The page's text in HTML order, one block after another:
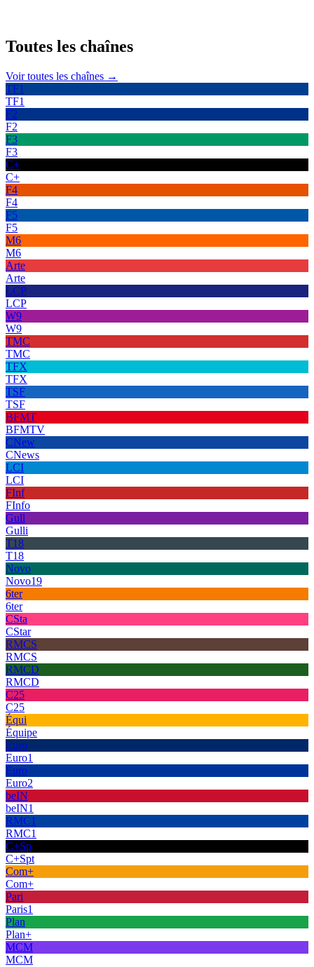
Toutes les chaînes
Voir toutes les chaînes →
TF1
TF1
F2
F2
F3
F3
C+
C+
F4
F4
F5
F5
M6
M6
Arte
Arte
LCP
LCP
W9
W9
TMC
TMC
TFX
TFX
TSF
TSF
BFMT
BFMTV
CNew
CNews
LCI
LCI
FInf
FInfo
Gull
Gulli
T18
T18
Novo
Novo19
6ter
6ter
CSta
CStar
RMCS
RMCS
RMCD
RMCD
C25
C25
Équi
Équipe
Euro
Euro1
Euro
Euro2
beIN
beIN1
RMC1
RMC1
C+Sp
C+Spt
Com+
Com+
Pari
Paris1
Plan
Plan+
MCM
MCM